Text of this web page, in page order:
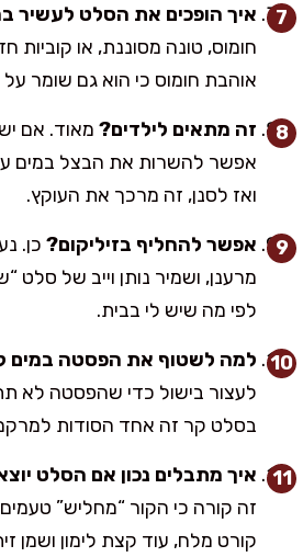
איך הופכים את הסלט לעשיר
חומוס, טונה מסוננת, או קוביות
אוהבת חומוס כי הוא גם שומר
זה מתאים לילדים? מאוד. אם
ואז לסנן, זה מרכך את העוקץ.
אפשר להחליף בזיליקום? כן.
מרענן, ושמיר נותן וייב של סלט
לפי מה שיש לי בבית.
למה לשטוף את הפסטה במים
לעצור בישול כדי שהפסטה לא
בסלט קר זה אחד הסודות
איך מתבלים נכון אם הסלט
זה קורה כי הקור “מחליש”
קורט מלח, עוד קצת לימון ושמן